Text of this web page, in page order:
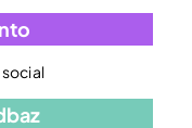
social